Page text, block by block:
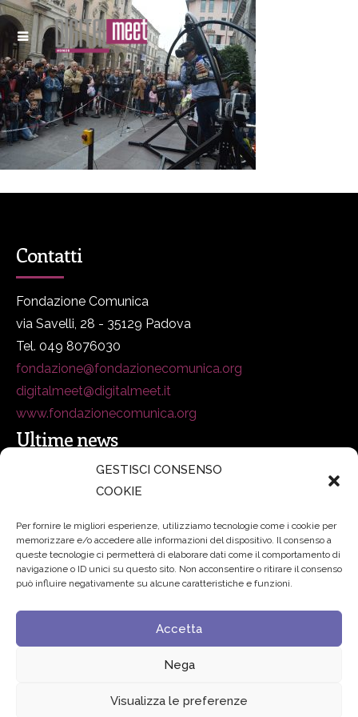
GESTISCI CONSENSO
COOKIE
Per fornire le migliori esperienze, utilizziamo tecnologie come i cookie per
memorizzare e/o accedere alle informazioni del dispositivo. Il consenso a
queste tecnologie ci permetterà di elaborare dati come il comportamento di
navigazione o ID unici su questo sito. Non acconsentire o ritirare il consenso
può influire negativamente su alcune caratteristiche e funzioni.
Accetta
Nega
Visualizza le preferenze
Contatti
Fondazione Comunica
via Savelli, 28 - 35129 Padova
Tel. 049 8076030
fondazione@fondazionecomunica.org
digitalmeet@digitalmeet.it
www.fondazionecomunica.org
Ultime news
secsolutionforum 2026: è Bologna la nuova capitale
Padre Benanti: «Intelligenza artificiale? Contro i nuovi
algoritmi del potere serve una governance condivisa»
Edvance – Digital Education Hub Higher Education